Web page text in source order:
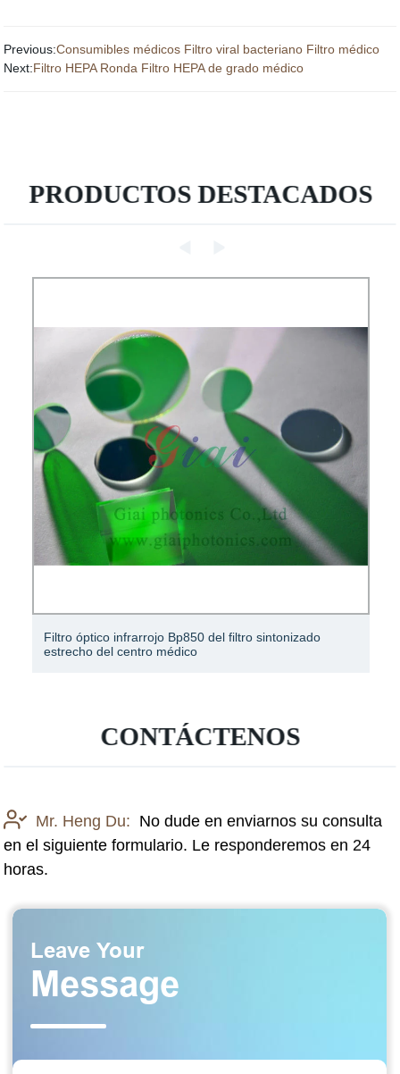
Previous:Consumibles médicos Filtro viral bacteriano Filtro médico
Next:Filtro HEPA Ronda Filtro HEPA de grado médico
PRODUCTOS DESTACADOS
Papel de filtro HEPA Papel de filtro de fibra de vidrio
CONTÁCTENOS
Mr. Heng Du: No dude en enviarnos su consulta
en el siguiente formulario. Le responderemos en 24
horas.